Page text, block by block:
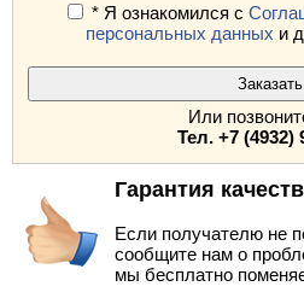
* Я ознакомился с
персональных данных и
Или
Тел. +7 (4932)
Гарантия
Если получателю не
сообщите нам о
мы бесплатно